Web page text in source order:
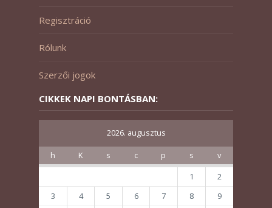
Regisztráció
Rólunk
Szerzői jogok
CIKKEK NAPI BONTÁSBAN:
2026. augusztus
h K s c p s
v
1
2
3
4 5 6 7 8 9